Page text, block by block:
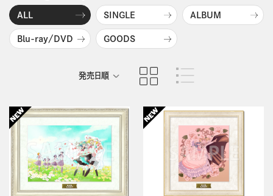
ALL SINGLE ALBUM
Blu-ray/DVD GOODS
発売日順